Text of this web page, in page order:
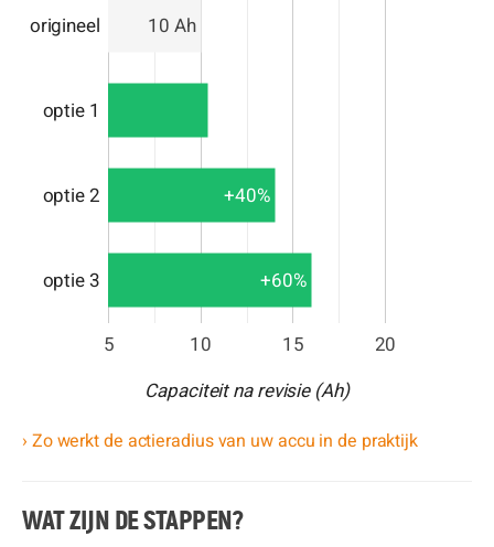
5 10 15 20
origineel
optie 1
optie 2
optie 3
10 Ah
+40%
+60%
Capaciteit na revisie (Ah)
› Zo werkt de actieradius van uw accu in de praktijk
WAT ZIJN DE STAPPEN?